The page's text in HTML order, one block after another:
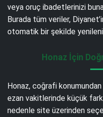
veya oruç ibadetlerinizi
Burada tüm veriler,
otomatik bir şekilde
Honaz İçin
Honaz, coğrafi
ezan vakitlerinde küçük
nedenle site üzerinden